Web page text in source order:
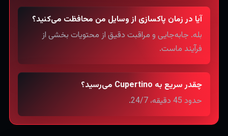
آیا در زمان پاکسازی از وسایل من محافظت می‌کنید؟
بله. جابه‌جایی و مراقبت دقیق از محتویات بخشی از
فرآیند ماست.
چقدر سریع به Cupertino می‌رسید؟
حدود 45 دقیقه، 24/7.